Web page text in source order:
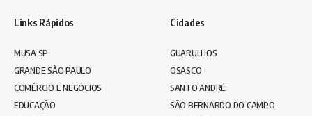
Links Rápidos
MUSA SP
GRANDE SÃO PAULO
COMÉRCIO E NEGÓCIOS
EDUCAÇÃO
Cidades
GUARULHOS
OSASCO
SANTO ANDRÉ
SÃO BERNARDO DO CAMPO